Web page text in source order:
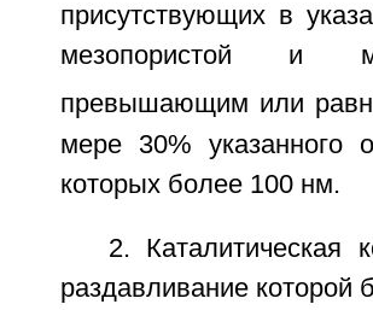
присутствующих в
мезопористой и
превышающим или
мере 30% указанного
которых более 100 нм.
2. Каталитическая
раздавливание которой